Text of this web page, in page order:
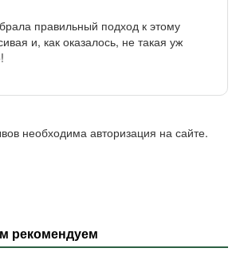
правильный подход к этому
и, как оказалось, не такая уж
необходима авторизация на сайте.
рекомендуем